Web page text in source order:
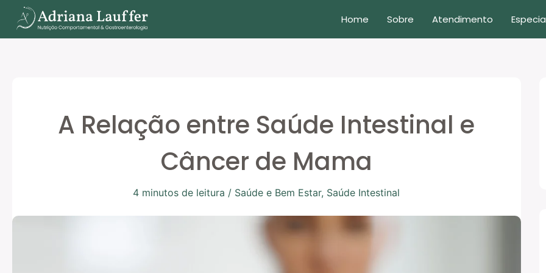
para
o
Home Sobre Atendimento
A Relação entre Saúde Intestinal e
Câncer de Mama
4 minutos de leitura / Saúde e Bem Estar, Saúde Intestinal